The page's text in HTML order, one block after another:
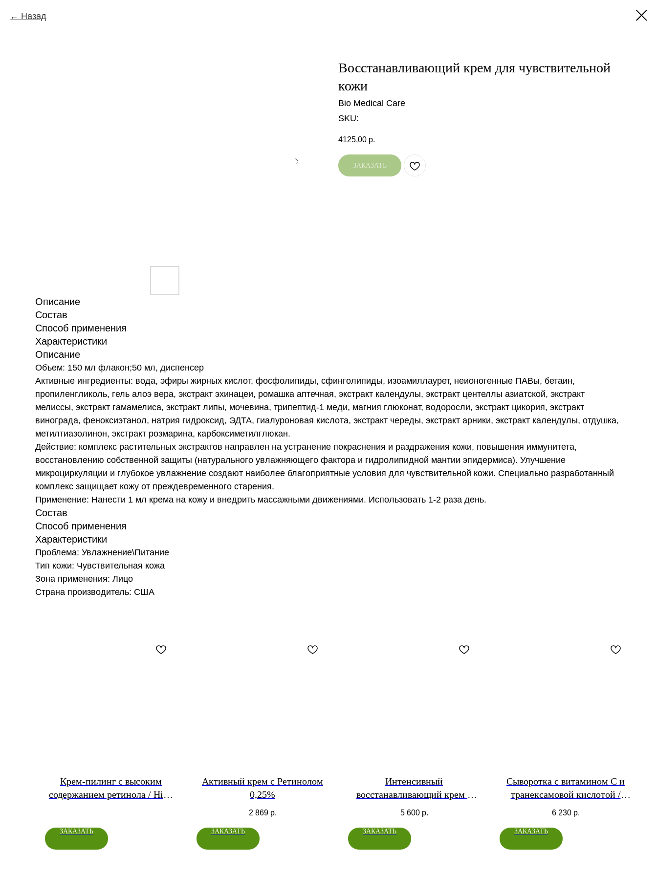
Назад
Восстанавливающий крем для чувствительной
кожи
Bio Medical Care
SKU:
4125,00 р.
ЗАКАЗАТЬ
Описание
Состав
Способ применения
Характеристики
Описание
Объем: 150 мл флакон;50 мл, диспенсер
Активные ингредиенты: вода, эфиры жирных кислот, фосфолипиды, сфинголипиды, изоамиллаурет, неионогенные ПАВы, бетаин,
пропиленгликоль, гель алоэ вера, экстракт эхинацеи, ромашка аптечная, экстракт календулы, экстракт центеллы азиатской, экстракт
мелиссы, экстракт гамамелиса, экстракт липы, мочевина, трипептид-1 меди, магния глюконат, водоросли, экстракт цикория, экстракт
винограда, феноксиэтанол, натрия гидроксид, ЭДТА, гиалуроновая кислота, экстракт череды, экстракт арники, экстракт календулы, отдушка,
метилтиазолинон, экстракт розмарина, карбоксиметилглюкан.
Действие: комплекс растительных экстрактов направлен на устранение покраснения и раздражения кожи, повышения иммунитета,
восстановлению собственной защиты (натурального увлажняющего фактора и гидролипидной мантии эпидермиса). Улучшение
микроциркуляции и глубокое увлажнение создают наиболее благоприятные условия для чувствительной кожи. Специально разработанный
комплекс защищает кожу от преждевременного старения.
Применение: Нанести 1 мл крема на кожу и внедрить массажными движениями. Использовать 1-2 раза день.
Состав
Способ применения
Характеристики
Проблема: Увлажнение\Питание
Тип кожи: Чувствительная кожа
Зона применения: Лицо
Страна производитель: США
Крем-пилинг с высоким
содержанием ретинола / High
ЗАКАЗАТЬ
Активный крем с Ретинолом
0,25%
2 869 р.
ЗАКАЗАТЬ
Интенсивный
восстанавливающий крем с
экзосомами, пептидами и
5 600 р.
ЗАКАЗАТЬ
Сыворотка с витамином С и
транексамовой кислотой /
Vitamin C+TRX Serum
6 230 р.
ЗАКАЗАТЬ